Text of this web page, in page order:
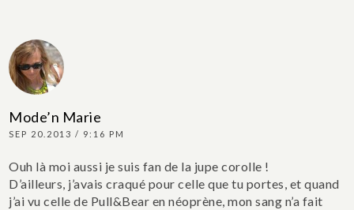
Mode’n Marie
SEP 20.2013 / 9:16 PM
Ouh là moi aussi je suis fan de la jupe corolle !
D’ailleurs, j’avais craqué pour celle que tu portes, et quand
j’ai vu celle de Pull&Bear en néoprène, mon sang n’a fait